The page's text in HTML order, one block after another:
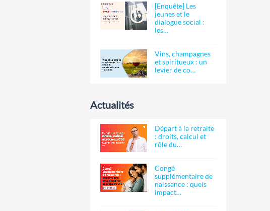
[Enquête] Les
jeunes et le
dialogue social :
les…
Vins, champagnes
et spiritueux : un
levier de co…
Actualités
Départ à la retraite
: droits, calcul et
rôle du…
Congé
supplémentaire de
naissance : quels
impact…